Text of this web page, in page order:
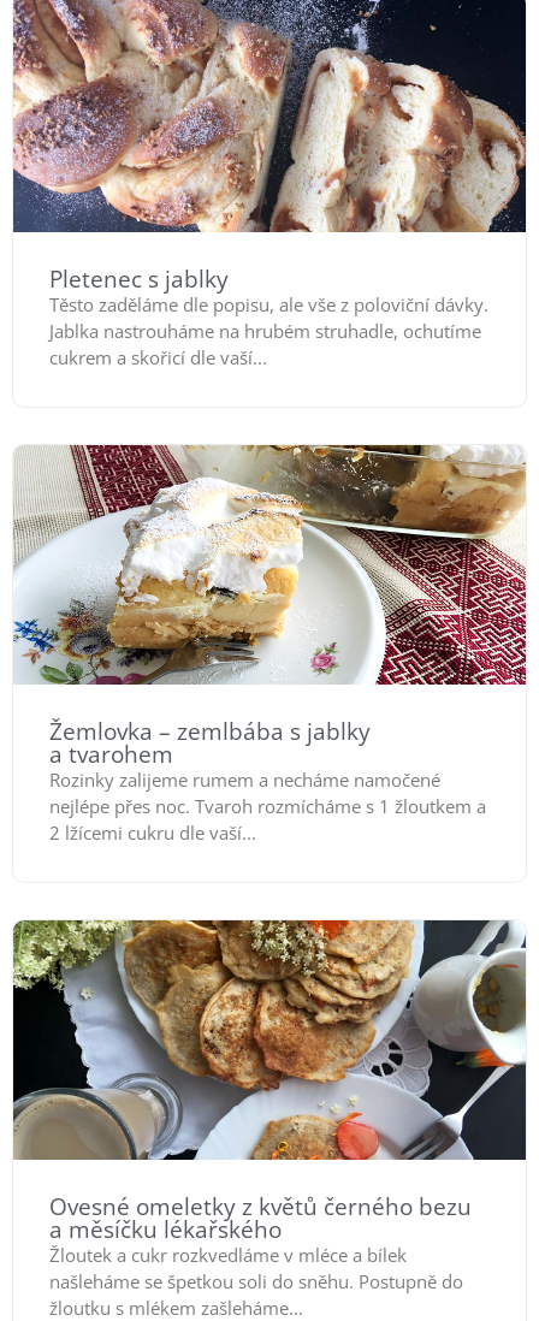
Pletenec s jablky
Těsto zaděláme dle popisu, ale vše z poloviční dávky.
Jablka nastrouháme na hrubém struhadle, ochutíme
cukrem a skořicí dle vaší...
Žemlovka – zemlbába s jablky
a tvarohem
Rozinky zalijeme rumem a necháme namočené
nejlépe přes noc. Tvaroh rozmícháme s 1 žloutkem a
2 lžícemi cukru dle vaší...
Ovesné omeletky z květů černého bezu
a měsíčku lékařského
Žloutek a cukr rozkvedláme v mléce a bílek
našleháme se špetkou soli do sněhu. Postupně do
žloutku s mlékem zašleháme...